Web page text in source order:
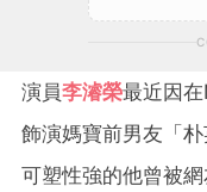
演員李濬榮最近因
飾演媽寶前男友「
可塑性強的他曾被